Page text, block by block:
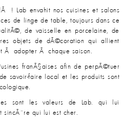
! Lab envahit nos cuisines et salons
de linge de table, toujours dans ce
de vaisselle en porcelaine, de
objets de dÃ©coration qui allient
Ã adopter Ã chaque saison.
franÃ§aises afin de perpÃ©tuer
savoir-faire local et les produits sont
sont les valeurs de Lab. qui lui
sincÃ¨re qui lui est cher.